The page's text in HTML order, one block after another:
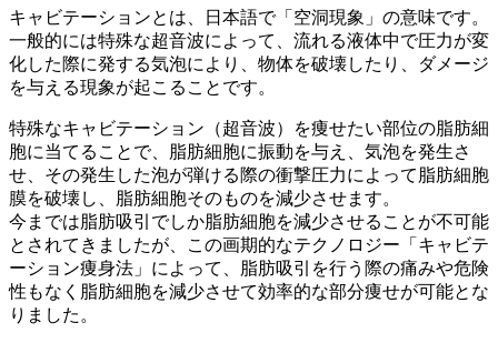
キャビテーションとは、日本語で「空洞現象」の意味です。
一般的には特殊な超音波によって、流れる液体中で圧力が変
化した際に発する気泡により、物体を破壊したり、ダメージ
を与える現象が起こることです。
特殊なキャビテーション（超音波）を痩せたい部位の脂肪細
胞に当てることで、脂肪細胞に振動を与え、気泡を発生さ
せ、その発生した泡が弾ける際の衝撃圧力によって脂肪細胞
膜を破壊し、脂肪細胞そのものを減少させます。
今までは脂肪吸引でしか脂肪細胞を減少させることが不可能
とされてきましたが、この画期的なテクノロジー「キャビテ
ーション痩身法」によって、脂肪吸引を行う際の痛みや危険
性もなく脂肪細胞を減少させて効率的な部分痩せが可能とな
りました。